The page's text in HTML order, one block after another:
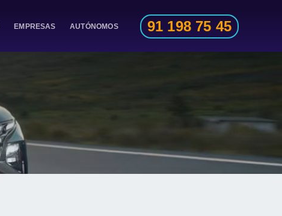
EMPRESAS AUTÓNOMOS 91 198 75 45